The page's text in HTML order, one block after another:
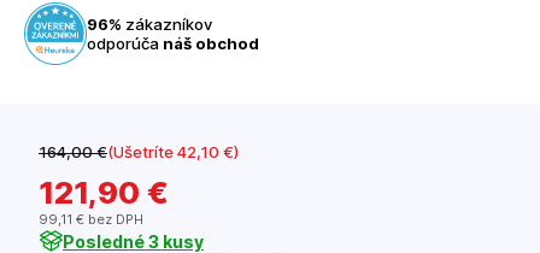
96% zákazníkov
odporúča náš obchod
164,00 €(Ušetríte 42,10 €)
121,90 €
99,11 € bez DPH
Posledné 3 kusy